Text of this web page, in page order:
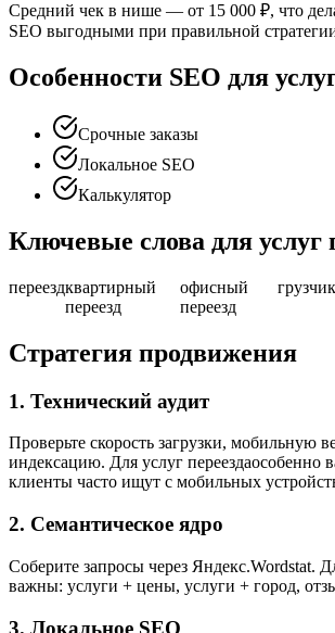
Средний чек в нише — от 15 000 ₽, что
SEO выгодными при правильной
Особенности SEO для
Срочные заказы
Локальное SEO
Калькулятор
Ключевые слова для услуг
переездквартирный
переезд
офисный
переезд
Стратегия продвижения
1. Технический аудит
Проверьте скорость загрузки, мобильную
индексацию. Для услуг переездаособенно
клиенты часто ищут с мобильных
2. Семантическое ядро
Соберите запросы через Яндекс.Wordstat.
важны: услуги + цены, услуги + город,
3. Локальное SEO